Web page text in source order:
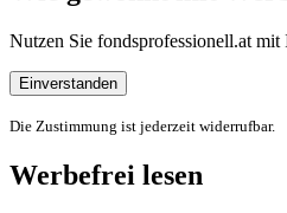
Nutzen Sie fondsprofessionell.at
Einverstanden
Die Zustimmung ist jederzeit widerrufbar.
Werbefrei lesen